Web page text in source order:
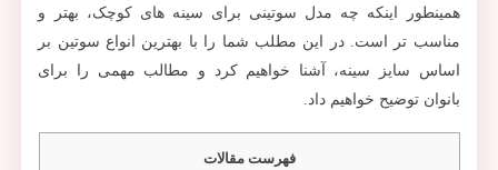
همینطور اینکه چه مدل سوتینی برای سینه های کوچک، بهتر و
مناسب تر است. در این مطلب شما را با بهترین انواع سوتین بر
اساس سایز سینه، آشنا خواهیم کرد و مطالب مهمی را برای
بانوان توضیح خواهیم داد.
فهرست مقالات